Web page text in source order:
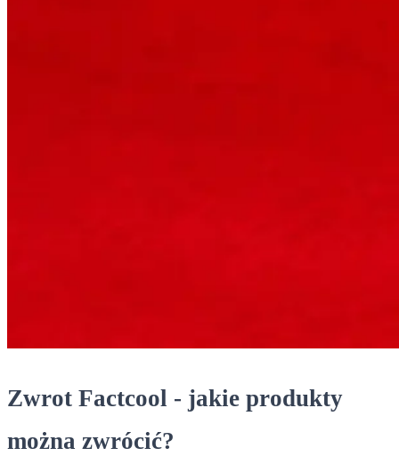
Zwrot Factcool - jakie produkty
można zwrócić?